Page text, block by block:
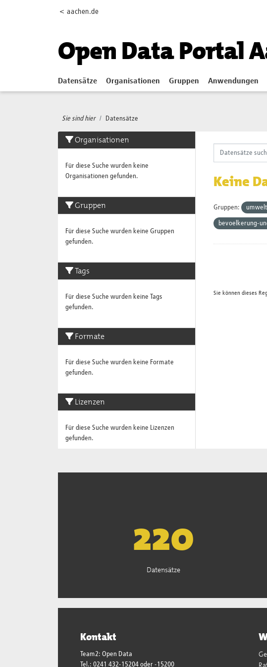
< aachen.de
Open Data Portal
Datensätze Organisationen Gruppen Anwendungen
Sie sind hier Datensätze
Organisationen
Für diese Suche wurden keine
Organisationen gefunden.
Gruppen
Für diese Suche wurden keine Gruppen
gefunden.
Tags
Für diese Suche wurden keine Tags
gefunden.
Formate
Für diese Suche wurden keine Formate
gefunden.
Lizenzen
Für diese Suche wurden keine Lizenzen
gefunden.
Keine
Gruppen: umwelt
bevoelkerung-
Sie können dieses
222
Datensätze
Kontakt
Team2: Open Data
Tel.: 0241 432-15204 oder -15200